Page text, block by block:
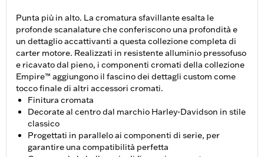
Punta più in alto. La cromatura sfavillante esalta le
profonde scanalature che conferiscono una profondità e
un dettaglio accattivanti a questa collezione completa di
carter motore. Realizzati in resistente alluminio pressofuso
e ricavato dal pieno, i componenti cromati della collezione
Empire™ aggiungono il fascino dei dettagli custom come
tocco finale di altri accessori cromati.
Finitura cromata
Decorate al centro dal marchio Harley-Davidson in stile
classico
Progettati in parallelo ai componenti di serie, per
garantire una compatibilità perfetta